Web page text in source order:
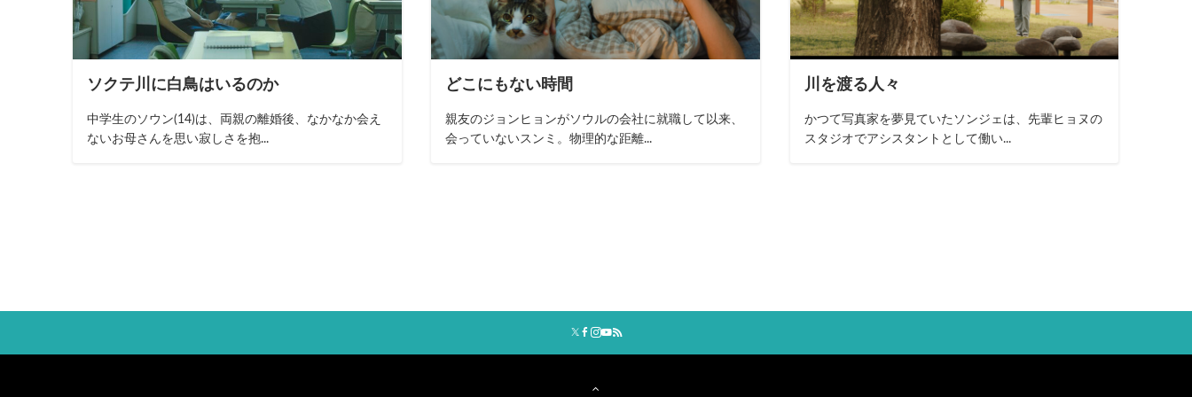
ソクテ川に白鳥はいるのか
中学生のソウン(14)は、両親の離婚後、なかなか会え
ないお母さんを思い寂しさを抱...
どこにもない時間
親友のジョンヒョンがソウルの会社に就職して以来、
会っていないスンミ。物理的な距離...
川を渡る人々
かつて写真家を夢見ていたソンジェは、先輩ヒョヌの
スタジオでアシスタントとして働い...